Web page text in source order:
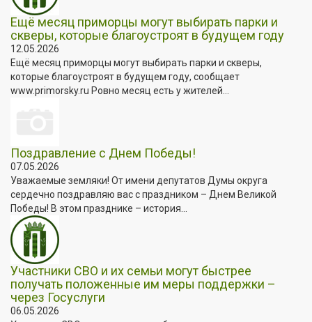
Ещё месяц приморцы могут выбирать парки и
скверы, которые благоустроят в будущем году
12.05.2026
Ещё месяц приморцы могут выбирать парки и скверы,
которые благоустроят в будущем году, сообщает
www.primorsky.ru Ровно месяц есть у жителей...
Поздравление с Днем Победы!
07.05.2026
Уважаемые земляки! От имени депутатов Думы округа
сердечно поздравляю вас с праздником – Днем Великой
Победы! В этом празднике – история...
Участники СВО и их семьи могут быстрее
получать положенные им меры поддержки –
через Госуслуги
06.05.2026